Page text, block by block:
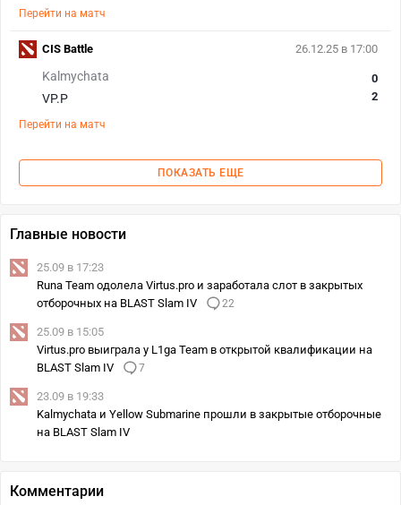
Перейти на матч
26.12.25 в 17:00
Kalmychata
VP.P
0
2
Перейти на матч
CIS Battle
ПОКАЗАТЬ ЕЩЕ
Главные новости
25.09 в 17:23
Runa Team одолела Virtus.pro и заработала слот в закрытых
отборочных на BLAST Slam IV
22
25.09 в 15:05
Virtus.pro выиграла у L1ga Team в открытой квалификации на
BLAST Slam IV
7
23.09 в 19:33
Kalmychata и Yellow Submarine прошли в закрытые отборочные
на BLAST Slam IV
Комментарии